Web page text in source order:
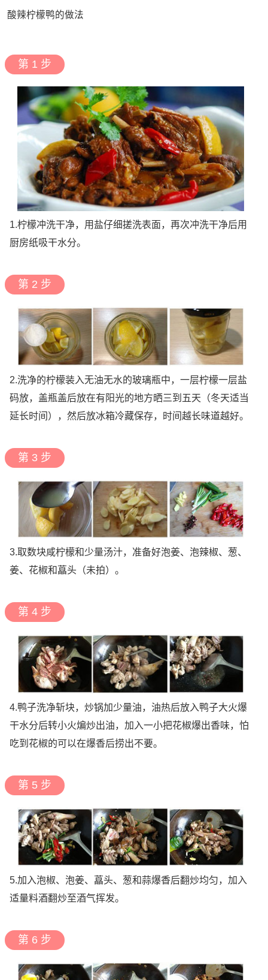
酸辣柠檬鸭的做法
第 1 步
1.柠檬冲洗干净，用盐仔细搓洗表面，再次冲洗干净后用
厨房纸吸干水分。
第 2 步
2.洗净的柠檬装入无油无水的玻璃瓶中，一层柠檬一层盐
码放，盖瓶盖后放在有阳光的地方晒三到五天（冬天适当
延长时间），然后放冰箱冷藏保存，时间越长味道越好。
第 3 步
3.取数块咸柠檬和少量汤汁，准备好泡姜、泡辣椒、葱、
姜、花椒和藠头（未拍）。
第 4 步
4.鸭子洗净斩块，炒锅加少量油，油热后放入鸭子大火爆
干水分后转小火煸炒出油，加入一小把花椒爆出香味，怕
吃到花椒的可以在爆香后捞出不要。
第 5 步
5.加入泡椒、泡姜、藠头、葱和蒜爆香后翻炒均匀，加入
适量料酒翻炒至酒气挥发。
第 6 步